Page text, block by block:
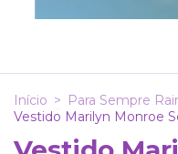
Início > Para Sempre
Vestido Marilyn Monroe